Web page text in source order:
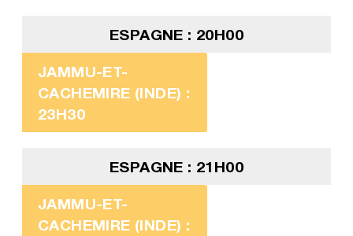
ESPAGNE : 20H00
JAMMU-ET-
CACHEMIRE (INDE) :
23H30
ESPAGNE : 21H00
JAMMU-ET-
CACHEMIRE (INDE) :